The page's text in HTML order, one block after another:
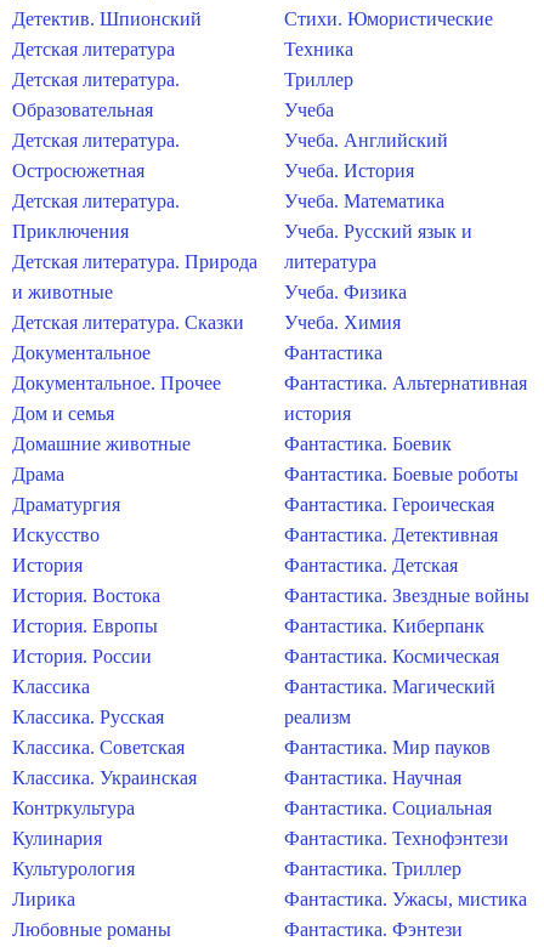
Детектив. Шпионский
Детская литература
Детская литература.
Образовательная
Детская литература.
Остросюжетная
Детская литература.
Приключения
Детская литература. Природа
и животные
Детская литература. Сказки
Документальное
Документальное. Прочее
Дом и семья
Домашние животные
Драма
Драматургия
Искусство
История
История. Востока
История. Европы
История. России
Классика
Классика. Русская
Классика. Советская
Классика. Украинская
Контркультура
Кулинария
Культурология
Лирика
Любовные романы
Стихи. Юмористические
Техника
Триллер
Учеба
Учеба. Английский
Учеба. История
Учеба. Математика
Учеба. Русский язык и
литература
Учеба. Физика
Учеба. Химия
Фантастика
Фантастика. Альтернативная
история
Фантастика. Боевик
Фантастика. Боевые роботы
Фантастика. Героическая
Фантастика. Детективная
Фантастика. Детская
Фантастика. Звездные войны
Фантастика. Киберпанк
Фантастика. Космическая
Фантастика. Магический
реализм
Фантастика. Мир пауков
Фантастика. Научная
Фантастика. Социальная
Фантастика. Технофэнтези
Фантастика. Триллер
Фантастика. Ужасы, мистика
Фантастика. Фэнтези